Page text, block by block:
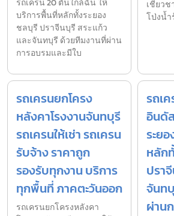
บริการพื้นที่หลักทั้งระยอง
ชลบุรี ปราจีนบุรี สระแก้ว
และจันทบุรี ด้วยทีมงานที่ผ่าน
การอบรมและมีใบ
เชี่ยวช
โป่งน้ำ
รถเครนยกโครง
หลังคาโรงงานจันทบุรี
รถเครนให้เช่า รถเครน
รับจ้าง ราคาถูก
รองรับทุกงาน บริการ
ทุกพื้นที่ ภาคตะวันออก
รถเครนยกโครงหลังคา
รถเ
อินดั
ระย
หลัก
ปรา
จันท
ผ่าน